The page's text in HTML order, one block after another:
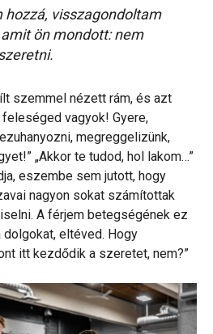
visszagondoltam
ön mondott: nem
szemmel nézett rám, és azt
feleséged vagyok! Gyere,
megreggelizünk,
„Akkor te tudod, hol lakom…”
eszembe sem jutott, hogy
nagyon sokat számítottak
A férjem betegségének ez
eltéved. Hogy
itt kezdődik a szeretet, nem?”